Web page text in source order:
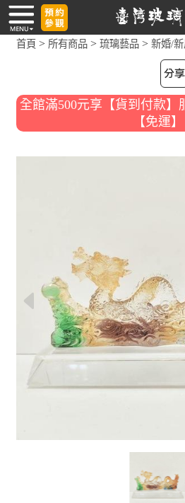
首頁 > 所有商品 >琉璃藝品 >新婚/
全館滿500元享【貨到付款】
【免運】